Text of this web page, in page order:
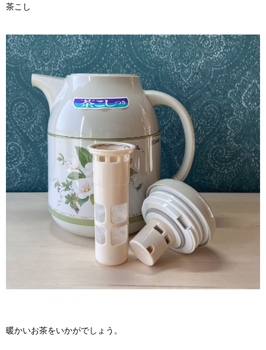
茶こし
暖かいお茶をいかがでしょう。